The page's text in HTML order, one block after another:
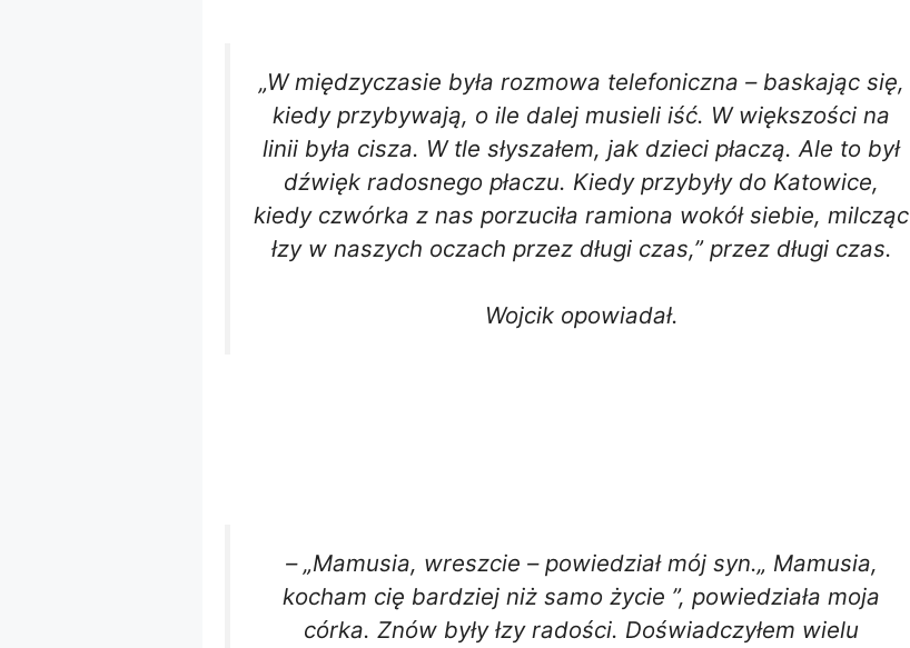
„W międzyczasie była rozmowa telefoniczna – baskając się,
kiedy przybywają, o ile dalej musieli iść. W większości na
linii była cisza. W tle słyszałem, jak dzieci płaczą. Ale to był
dźwięk radosnego płaczu. Kiedy przybyły do ​​Katowice,
kiedy czwórka z nas porzuciła ramiona wokół siebie, milcząc
łzy w naszych oczach przez długi czas,” przez długi czas.
Wojcik opowiadał.
– „Mamusia, wreszcie – powiedział mój syn.„ Mamusia,
kocham cię bardziej niż samo życie ”, powiedziała moja
córka. Znów były łzy radości. Doświadczyłem wielu